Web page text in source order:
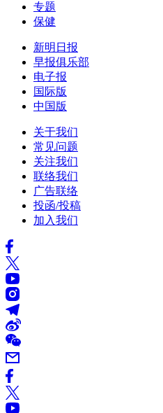
专题
保健
新明日报
早报俱乐部
电子报
国际版
中国版
关于我们
常见问题
关注我们
联络我们
广告联络
投函/投稿
加入我们